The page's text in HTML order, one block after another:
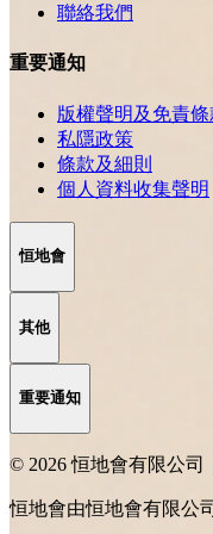
聯絡我們
重要通知
版權聲明及免責條
私隱政策
條款及細則
個人資料收集聲明
恒地會
其他
重要通知
© 2026 恒地會有限公司
恒地會由恒地會有限公